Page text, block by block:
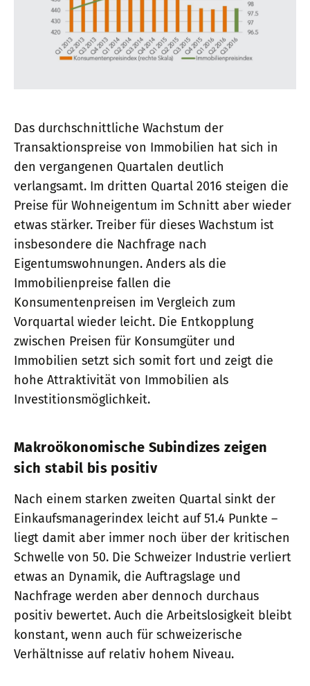
Das durchschnittliche Wachstum der
Transaktionspreise von Immobilien hat sich in
den vergangenen Quartalen deutlich
verlangsamt. Im dritten Quartal 2016 steigen die
Preise für Wohneigentum im Schnitt aber wieder
etwas stärker. Treiber für dieses Wachstum ist
insbesondere die Nachfrage nach
Eigentumswohnungen. Anders als die
Immobilienpreise fallen die
Konsumentenpreisen im Vergleich zum
Vorquartal wieder leicht. Die Entkopplung
zwischen Preisen für Konsumgüter und
Immobilien setzt sich somit fort und zeigt die
hohe Attraktivität von Immobilien als
Investitionsmöglichkeit.
Makroökonomische Subindizes zeigen
sich stabil bis positiv
Nach einem starken zweiten Quartal sinkt der
Einkaufsmanagerindex leicht auf 51.4 Punkte –
liegt damit aber immer noch über der kritischen
Schwelle von 50. Die Schweizer Industrie verliert
etwas an Dynamik, die Auftragslage und
Nachfrage werden aber dennoch durchaus
positiv bewertet. Auch die Arbeitslosigkeit bleibt
konstant, wenn auch für schweizerische
Verhältnisse auf relativ hohem Niveau.